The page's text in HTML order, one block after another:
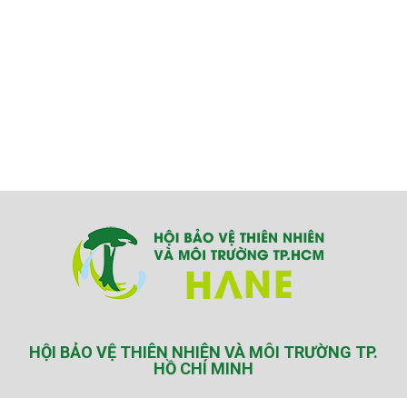
HỘI BẢO VỆ THIÊN NHIÊN VÀ MÔI TRƯỜNG TP.
HỒ CHÍ MINH